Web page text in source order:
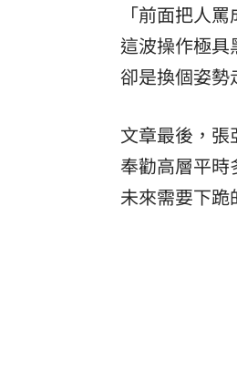
「前面把人
這波操作極
卻是換個姿勢
文章最後，
奉勸高層平
未來需要下跪